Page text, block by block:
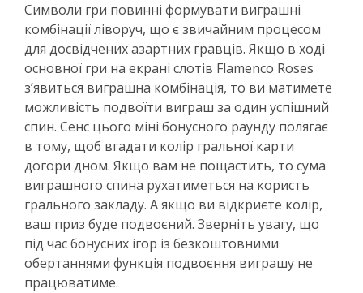
Символи гри повинні формувати виграшні
комбінації ліворуч, що є звичайним процесом
для досвідчених азартних гравців. Якщо в ході
основної гри на екрані слотів Flamenco Roses
з’явиться виграшна комбінація, то ви матимете
можливість подвоїти виграш за один успішний
спин. Сенс цього міні бонусного раунду полягає
в тому, щоб вгадати колір гральної карти
догори дном. Якщо вам не пощастить, то сума
виграшного спина рухатиметься на користь
грального закладу. А якщо ви відкриєте колір,
ваш приз буде подвоєний. Зверніть увагу, що
під час бонусних ігор із безкоштовними
обертаннями функція подвоєння виграшу не
працюватиме.